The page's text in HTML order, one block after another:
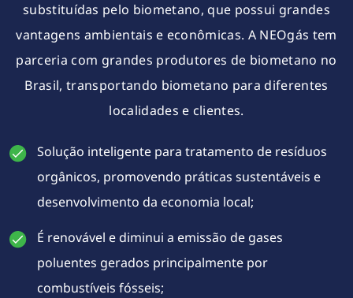
substituídas pelo biometano, que possui grandes
vantagens ambientais e econômicas. A NEOgás tem
parceria com grandes produtores de biometano no
Brasil, transportando biometano para diferentes
localidades e clientes.
Solução inteligente para tratamento de resíduos
orgânicos, promovendo práticas sustentáveis e
desenvolvimento da economia local;
É renovável e diminui a emissão de gases
poluentes gerados principalmente por
combustíveis fósseis;